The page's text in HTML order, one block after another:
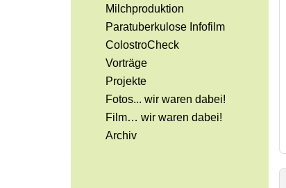
Milchproduktion
Paratuberkulose Infofilm
ColostroCheck
Vorträge
Projekte
Fotos... wir waren dabei!
Film… wir waren dabei!
Archiv